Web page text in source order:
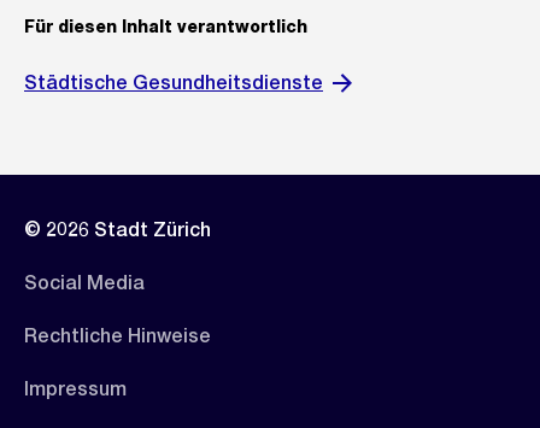
Für diesen Inhalt verantwortlich
Städtische Gesundheitsdienste
© 2026 Stadt Zürich
Social Media
Rechtliche Hinweise
Impressum